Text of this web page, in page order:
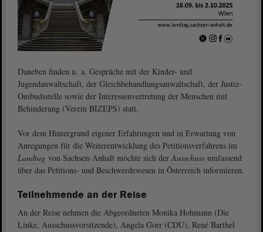
Daneben finden u. a. Gespräche mit der Kinder- und
Jugendanwaltschaft, der Gleichbehandlungsanwaltschaft, der Justiz-
Ombudsstelle sowie der Interessenvertretung der Menschen mit
Behinderung (Verein BIZEPS) statt.
Vor dem Hintergrund eigener Erfahrungen und in Erwartung von
Anregungen für die Weiterentwicklung des Petitionsverfahrens im
Landtag von Sachsen-Anhalt möchte sich derAusschuss umfassend
über das Petitions- und Beschwerdewesen in Österreich informieren.
Teilnehmende an der Reise
An der Reise nehmen die Abgeordneten Monika Hohmann (Die
Linke, Ausschussvorsitzende), Angela Gorr (CDU), René Barthel